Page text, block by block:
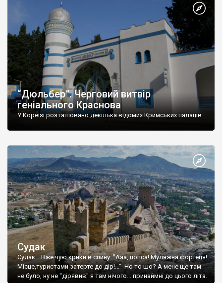
“Дюльбер”. Черговий витвір
геніального Краснова
У Кореїзі розташовано декілька відомих Кримських палаців.
Судак
Судак... Вже чую крики в спину: "Ааа, попса! Муляжна фортеця!
Місце,туристами затерте до дір!..." Но то шо? А мене ще там
не було, ну не "дірявив" я там нічого... принаймні до цього літа.